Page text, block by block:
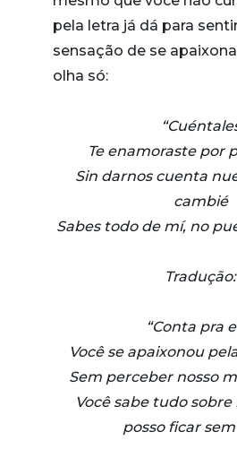
pela letra já dá para
sensação de se
olha só:
Te enamoraste por
Sin darnos cuenta
cambié
Sabes todo de mí, no
Tradução:
“Conta pra
Você se apaixonou
Sem perceber nosso
Você sabe tudo
posso ficar sem